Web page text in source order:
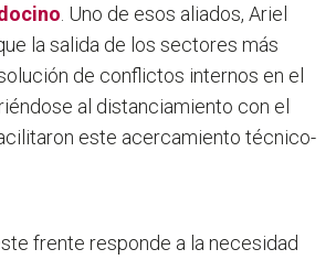
. Uno de esos aliados, Ariel
la salida de los sectores más
de conflictos internos en el
al distanciamiento con el
este acercamiento técnico-
frente responde a la necesidad